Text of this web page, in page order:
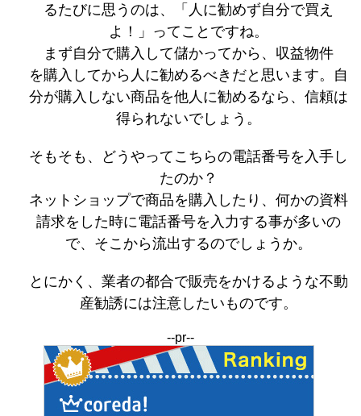
るたびに思うのは、「人に勧めず自分で買え
よ！」ってことですね。
まず自分で購入して儲かってから、収益物件
を購入してから人に勧めるべきだと思います。自
分が購入しない商品を他人に勧めるなら、信頼は
得られないでしょう。
そもそも、どうやってこちらの電話番号を入手し
たのか？
ネットショップで商品を購入したり、何かの資料
請求をした時に電話番号を入力する事が多いの
で、そこから流出するのでしょうか。
とにかく、業者の都合で販売をかけるような不動
産勧誘には注意したいものです。
--pr--